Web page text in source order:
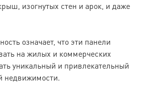
изогнутых стен и арок, и даже
означает, что эти панели
на жилых и коммерческих
уникальный и привлекательный
недвижимости.